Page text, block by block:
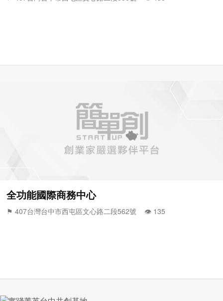
全功能國際商務中心
⚑ 407台灣台中市西屯區文心路二段562號 👁️‍ 135